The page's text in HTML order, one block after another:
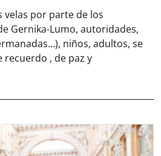
velas por parte de los
Gernika-Lumo, autoridades,
niños, adultos, se
, de paz y